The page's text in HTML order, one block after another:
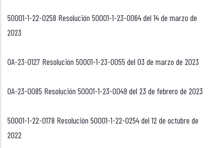
50001-1-22-0258 Resolución 50001-1-23-0064 del 14 de marzo de
2023
OA-23-0127 Resolución 50001-1-23-0055 del 03 de marzo de 2023
OA-23-0085 Resolución 50001-1-23-0049 del 23 de febrero de 2023
50001-1-22-0178 Resolución 50001-1-22-0254 del 12 de octubre de
2022